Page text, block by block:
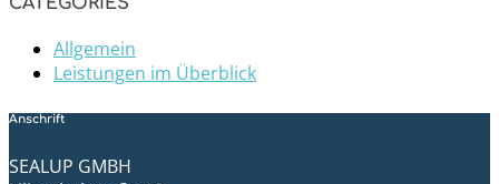
Allgemein
Leistungen im Überblick
Anschrift
SEALUP GMBH